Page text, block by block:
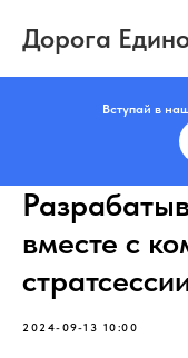
Дорога
Вступай в
вместе с
2024-09-13 10:00